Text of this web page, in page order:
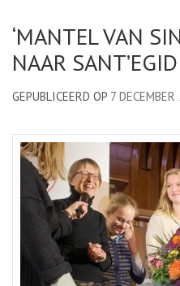
‘MANTEL VAN
NAAR
GEPUBLICEERD OP 7